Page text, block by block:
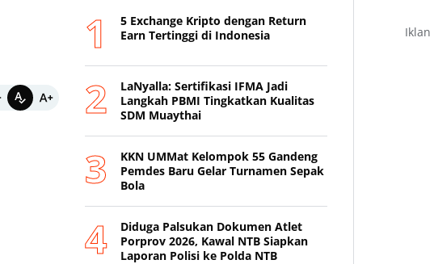
5 Exchange Kripto dengan Return
Earn Tertinggi di Indonesia
LaNyalla: Sertifikasi IFMA Jadi
Langkah PBMI Tingkatkan Kualitas
SDM Muaythai
KKN UMMat Kelompok 55 Gandeng
Pemdes Baru Gelar Turnamen Sepak
Bola
Diduga Palsukan Dokumen Atlet
Porprov 2026, Kawal NTB Siapkan
Laporan Polisi ke Polda NTB
Iklan